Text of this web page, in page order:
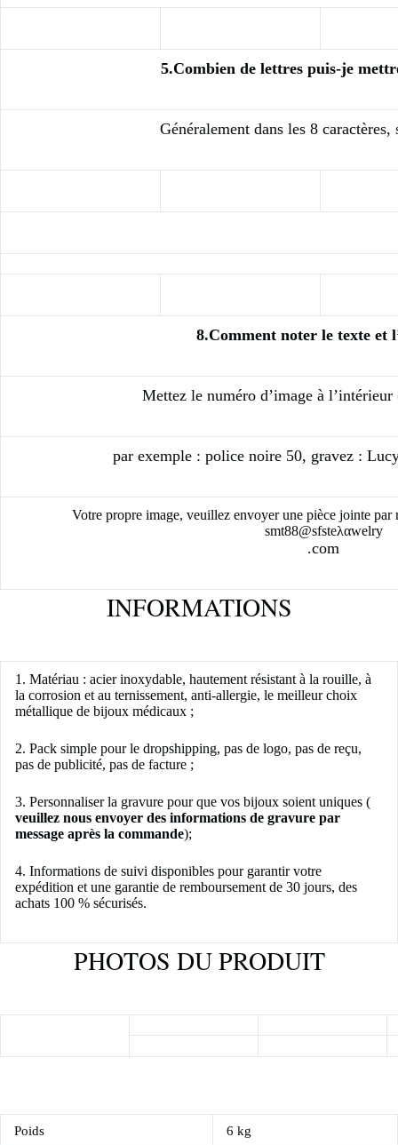
5.Combien de lettres puis-je
Généralement dans les 8
8.Comment noter le texte et
Mettez le numéro d’image à
par exemple : police noire 50, gravez :
Votre propre image, veuillez envoyer une pièce jointe par
smt88@sfsteλαwelry
.com
INFORMATIONS
1. Matériau : acier inoxydable, hautement résistant à la rouille, à
la corrosion et au ternissement, anti-allergie, le meilleur choix
métallique de bijoux médicaux ;
2. Pack simple pour le dropshipping, pas de logo, pas de reçu,
pas de publicité, pas de facture ;
3. Personnaliser la gravure pour que vos bijoux soient uniques (
veuillez nous envoyer des informations de gravure par
message après la commande);
4. Informations de suivi disponibles pour garantir votre
expédition et une garantie de remboursement de 30 jours, des
achats 100 % sécurisés.
PHOTOS DU PRODUIT
Poids 6 kg